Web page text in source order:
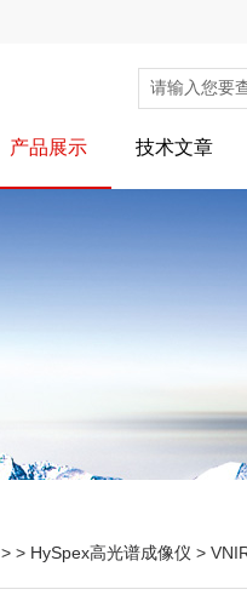
产品展示 技术文章
> > HySpex高光谱成像仪 >